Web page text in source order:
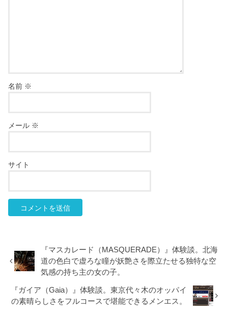
名前 ※
メール ※
サイト
『マスカレード（MASQUERADE）』体験談。北海
道の色白で虚ろな瞳が妖艶さを際立たせる独特な空
気感の持ち主の女の子。
『ガイア（Gaia）』体験談。東京代々木のオッパイ
の素晴らしさをフルコースで堪能できるメンエス。